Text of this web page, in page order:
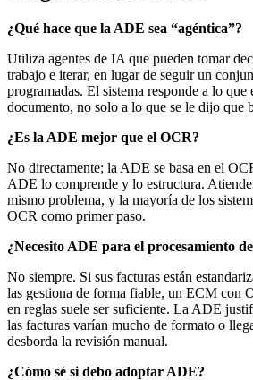
¿Qué hace que la ADE sea “agéntica”?
Utiliza agentes de IA que pueden tomar
trabajo e iterar, en lugar de seguir un
programadas. El sistema responde a lo que
documento, no solo a lo que se le dijo que
¿Es la ADE mejor que el OCR?
No directamente; la ADE se basa en el
ADE lo comprende y lo estructura.
mismo problema, y la mayoría de los
OCR como primer paso.
¿Necesito ADE para el procesamiento
No siempre. Si sus facturas están
las gestiona de forma fiable, un ECM con
en reglas suele ser suficiente. La ADE
las facturas varían mucho de formato o
desborda la revisión manual.
¿Cómo sé si debo adoptar ADE?